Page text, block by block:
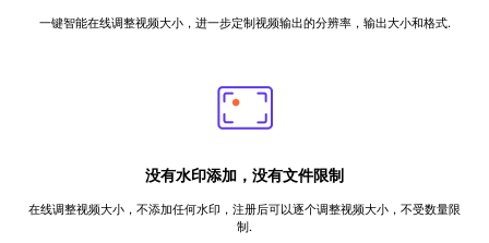
一键智能在线调整视频大小，进一步定制视频输出的分辨率，输出大小和格式.
没有水印添加，没有文件限制
在线调整视频大小，不添加任何水印，注册后可以逐个调整视频大小，不受数量限
制.